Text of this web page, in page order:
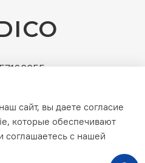
b2b-поставки
оборудования
создан на inSales
сайт, вы даете согласие
которые обеспечивают
соглашаетесь с нашей